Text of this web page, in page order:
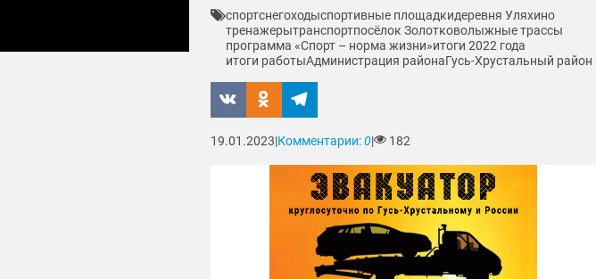
спортснегоходыспортивные площадкидеревня Уляхино
тренажерытранспортпосёлок Золотковолыжные трассы
программа «Спорт – норма жизни»итоги 2022 года
итоги работыАдминистрация районаГусь-Хрустальный район
19.01.2023|Комментарии:0| 182